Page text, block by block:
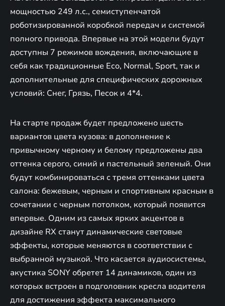
мощностью 249 л.с., семиступенчатой
роботизированной коробкой передач и системой
полного привода. Впервые на этой модели будут
доступны 7 режимов вождения, включающие в
себя как традиционные Eco, Normal, Sport, так и
дополнительные для специфических дорожных
условий: Снег, Грязь, Песок и 4*4.
На старте продаж будет предложено шесть
вариантов цвета кузова: в дополнение к
привычному черному и белому предложены два
оттенка серого, синий и пастельный зеленый. Они
будут комбинироваться с тремя оттенками цвета
салона: бежевым, черным и спортивным красным в
сочетании с черным потолком, который появится
впервые. Одним из самых ярких акцентов в
дизайне RX станут динамические световые
эффекты, которые меняются в соответствии с
выбранной музыкой. Что касается аудиосистемы,
акустика SONY обретет 14 динамиков, один из
которых встроен в подголовник кресла водителя
для достижения эффекта максимального